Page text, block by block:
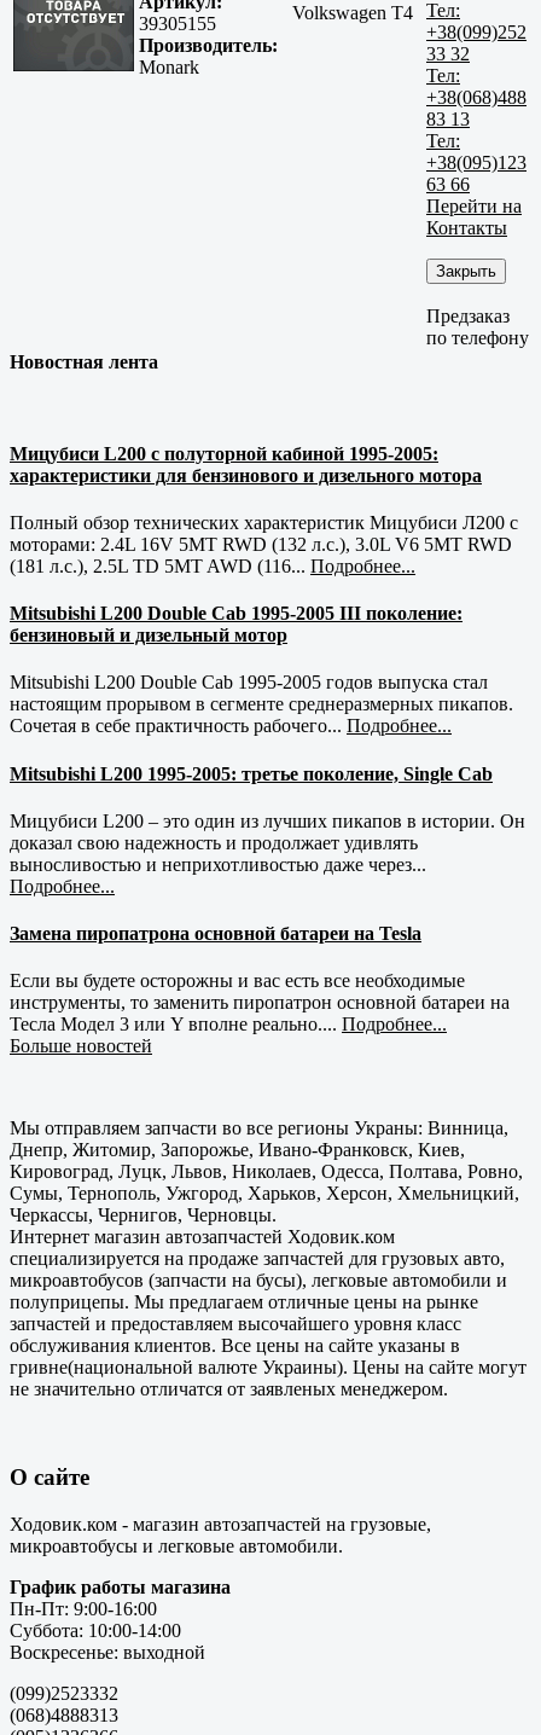
39305155
Производитель:
Monark
Volkswagen T4
Тел:
+38(099)252
33 32
Тел:
+38(068)488
83 13
Тел:
+38(095)123
63 66
Перейти на
Контакты
Закрыть
Предзаказ
по телефону
Новостная лента
Мицубиси L200 с полуторной кабиной 1995-2005:
характеристики для бензинового и дизельного мотора
Полный обзор технических характеристик Мицубиси Л200 с
моторами: 2.4L 16V 5MT RWD (132 л.с.), 3.0L V6 5MT RWD
(181 л.с.), 2.5L TD 5MT AWD (116... Подробнее...
Mitsubishi L200 Double Cab 1995-2005 III поколение:
бензиновый и дизельный мотор
Mitsubishi L200 Double Cab 1995-2005 годов выпуска стал
настоящим прорывом в сегменте среднеразмерных пикапов.
Сочетая в себе практичность рабочего... Подробнее...
Mitsubishi L200 1995-2005: третье поколение, Single Cab
Мицубиси L200 – это один из лучших пикапов в истории. Он
доказал свою надежность и продолжает удивлять
выносливостью и неприхотливостью даже через...
Подробнее...
Замена пиропатрона основной батареи на Tesla
Если вы будете осторожны и вас есть все необходимые
инструменты, то заменить пиропатрон основной батареи на
Тесла Модел 3 или Y вполне реально.... Подробнее...
Больше новостей
Мы отправляем запчасти во все регионы Украны: Винница,
Днепр, Житомир, Запорожье, Ивано-Франковск, Киев,
Кировоград, Луцк, Львов, Николаев, Одесса, Полтава, Ровно,
Сумы, Тернополь, Ужгород, Харьков, Херсон, Хмельницкий,
Черкассы, Чернигов, Черновцы.
Интернет магазин автозапчастей Ходовик.ком
специализируется на продаже запчастей для грузовых авто,
микроавтобусов (запчасти на бусы), легковые автомобили и
полуприцепы. Мы предлагаем отличные цены на рынке
запчастей и предоставляем высочайшего уровня класс
обслуживания клиентов. Все цены на сайте указаны в
гривне(национальной валюте Украины). Цены на сайте могут
не значительно отличатся от заявленых менеджером.
О сайте
Ходовик.ком - магазин автозапчастей на грузовые,
микроавтобусы и легковые автомобили.
График работы магазина
Пн-Пт: 9:00-16:00
Суббота: 10:00-14:00
Воскресенье: выходной
(099)2523332
(068)4888313